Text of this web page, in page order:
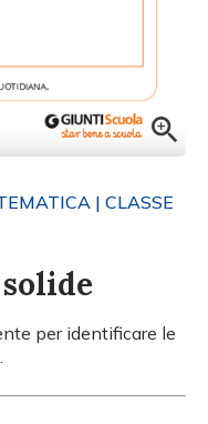
| CLASSE
per identificare le